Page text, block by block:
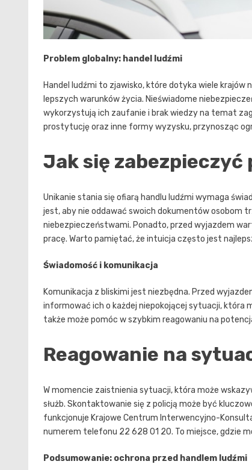
Problem globalny: handel ludźmi
Handel ludźmi to zjawisko, które dotyka wiele krajów
lepszych warunków życia. Nieświadome
wykorzystują ich zaufanie i brak wiedzy na temat
prostytucję oraz inne formy wyzysku, przynosząc
Jak się zabezpieczyć
Unikanie stania się ofiarą handlu ludźmi wymaga
jest, aby nie oddawać swoich dokumentów osobom
niebezpieczeństwami. Ponadto, przed wyjazdem
pracę. Warto pamiętać, że intuicja często jest
Świadomość i komunikacja
Komunikacja z bliskimi jest niezbędna. Przed
informować ich o każdej niepokojącej sytuacji, która
także może pomóc w szybkim reagowaniu na
Reagowanie na
W momencie zaistnienia sytuacji, która może
służb. Skontaktowanie się z policją może być
funkcjonuje Krajowe Centrum Interwencyjno-
numerem telefonu 22 628 01 20. To miejsce, gdzie
Podsumowanie: ochrona przed handlem ludźmi